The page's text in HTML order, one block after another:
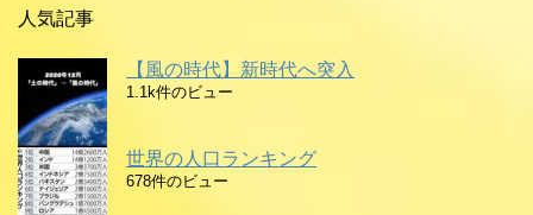
人気記事
【風の時代】新時代へ突入
1.1k件のビュー
世界の人口ランキング
678件のビュー